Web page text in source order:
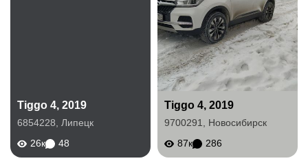
Tiggo 4, 2019
6854228
Липецк
26к
48
Tiggo 4, 2019
9700291
Новосибирск
87к
286